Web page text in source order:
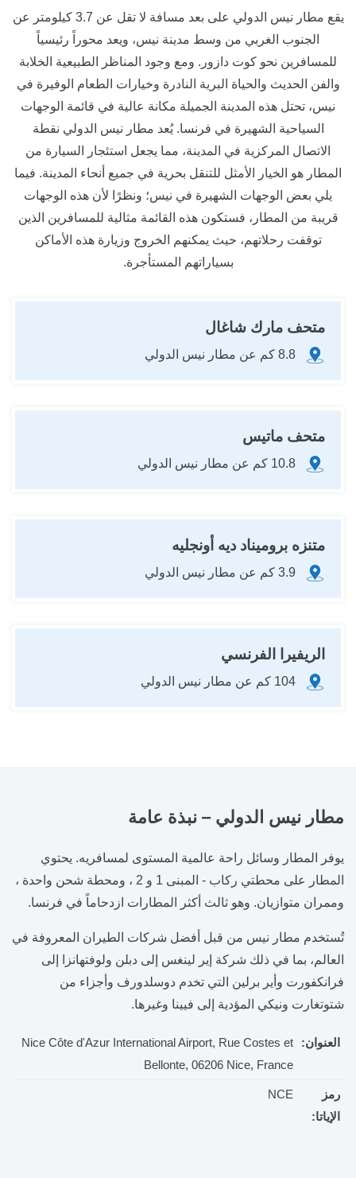
يقع مطار نيس الدولي على بعد مسافة لا تقل عن 3.7 كيلومتر عن
الجنوب الغربي من وسط مدينة نيس، ويعد محوراً رئيسياً
للمسافرين نحو كوت دازور. ومع وجود المناظر الطبيعية الخلابة
والفن الحديث والحياة البرية النادرة وخيارات الطعام الوفيرة في
نيس، تحتل هذه المدينة الجميلة مكانة عالية في قائمة الوجهات
السياحية الشهيرة في فرنسا. يُعد مطار نيس الدولي نقطة
الاتصال المركزية في المدينة، مما يجعل استئجار السيارة من
المطار هو الخيار الأمثل للتنقل بحرية في جميع أنحاء المدينة. فيما
يلي بعض الوجهات الشهيرة في نيس؛ ونظرًا لأن هذه الوجهات
قريبة من المطار، فستكون هذه القائمة مثالية للمسافرين الذين
توقفت رحلاتهم، حيث يمكنهم الخروج وزيارة هذه الأماكن
بسياراتهم المستأجرة.
متحف مارك شاغال
8.8 كم عن مطار نيس الدولي
متحف ماتيس
10.8 كم عن مطار نيس الدولي
متنزه بروميناد ديه أونجليه
3.9 كم عن مطار نيس الدولي
الريفيرا الفرنسي
104 كم عن مطار نيس الدولي
مطار نيس الدولي– نبذة عامة
يوفر المطار وسائل راحة عالمية المستوى لمسافريه. يحتوي
المطار على محطتي ركاب - المبنى 1 و 2 ، ومحطة شحن واحدة ،
وممران متوازيان. وهو ثالث أكثر المطارات ازدحاماً في فرنسا.
تُستخدم مطار نيس من قبل أفضل شركات الطيران المعروفة في
العالم، بما في ذلك شركة إير لينغس إلى دبلن ولوفتهانزا إلى
فرانكفورت وأير برلين التي تخدم دوسلدورف وأجزاء من
شتوتغارت ونيكي المؤدية إلى فيينا وغيرها.
العنوان:
Nice Côte d'Azur International Airport, Rue Costes et
Bellonte, 06206 Nice, France
رمز
الإياتا:
NCE